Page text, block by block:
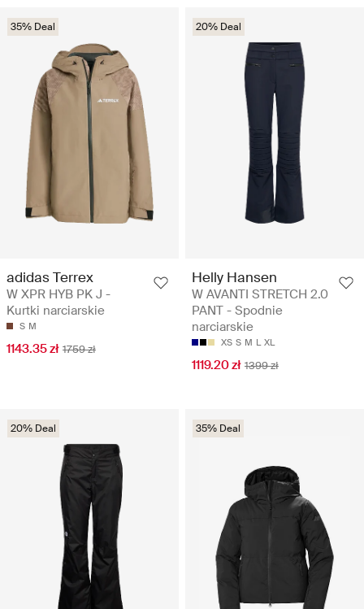
35% Deal
adidas Terrex
W XPR HYB PK J -
Kurtki narciarskie
S M
1143.35 zł 1759 zł
20% Deal
Helly Hansen
W AVANTI STRETCH 2.0
PANT - Spodnie
narciarskie
XS S M L XL
1119.20 zł 1399 zł
20% Deal 35% Deal